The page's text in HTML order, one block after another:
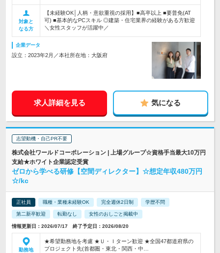
対象と
なる方
【未経験OK│人柄・意欲重視の採用】■高卒以上 ■要普免(AT
可) ■基本的なPCスキル ◎建築・住宅業界の経験がある方歓迎
＼女性スタッフが活躍中／
企業データ
設立：2023年2月／本社所在地：大阪府
求人詳細を見る 気になる
志望動機・自己PR不要
株式会社ワールドコーポレーション | 上場グループ☆資格手当最大10万円
支給★ホワイト企業認定受賞
ゼロから学べる研修【空間ディレクター】☆想定年収480万円
☆/kc
正社員 職種・業種未経験OK 完全週休2日制 学歴不問
第二新卒歓迎 転勤なし 女性のおしごと掲載中
情報更新日：2026/07/17 終了予定日：2026/08/20
勤務地
★希望勤務地を考慮 ★Ｕ・Ｉターン歓迎 ★全国47都道府県の
プロジェクト先(首都圏・東北・関西・中…